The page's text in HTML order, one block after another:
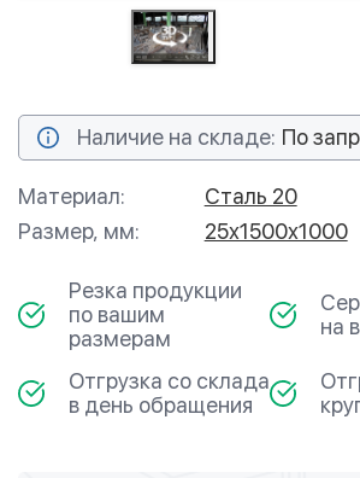
Наличие на складе: По
Материал:
Сталь 20
Размер, мм:
25х1500х1000
Резка продукции
по вашим
размерам
на
Отгрузка со склада
в день обращения